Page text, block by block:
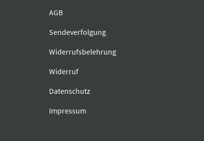
AGB
Sendeverfolgung
Widerrufsbelehrung
Widerruf
Datenschutz
Impressum